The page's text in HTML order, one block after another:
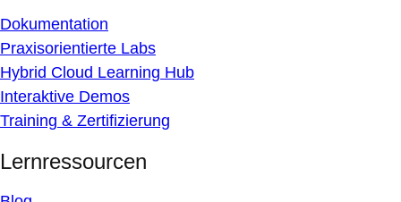
Dokumentation
Praxisorientierte Labs
Hybrid Cloud Learning Hub
Interaktive Demos
Training & Zertifizierung
Lernressourcen